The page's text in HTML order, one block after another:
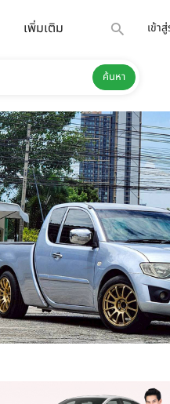
เพิ่มเติม เข้า
ค้นหา